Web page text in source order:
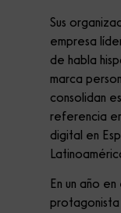
Sus
empresa
de habla
marca
consolidan
referencia
digital en
En un año